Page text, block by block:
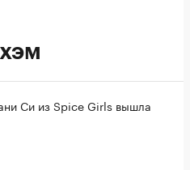
Си из Spice Girls вышла